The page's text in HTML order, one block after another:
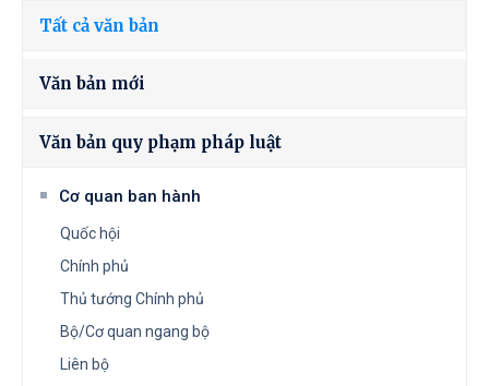
Tất cả văn bản
Văn bản mới
Văn bản quy phạm pháp luật
Cơ quan ban hành
Quốc hội
Chính phủ
Thủ tướng Chính phủ
Bộ/Cơ quan ngang bộ
Liên bộ